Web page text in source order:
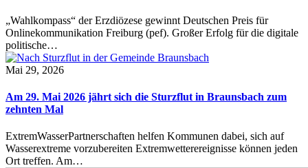
„Wahlkompass“ der Erzdiözese gewinnt Deutschen Preis für
Onlinekommunikation Freiburg (pef). Großer Erfolg für die digitale
politische…
Mai 29, 2026
Am 29. Mai 2026 jährt sich die Sturzflut in Braunsbach zum
zehnten Mal
ExtremWasserPartnerschaften helfen Kommunen dabei, sich auf
Wasserextreme vorzubereiten Extremwetterereignisse können jeden
Ort treffen. Am…